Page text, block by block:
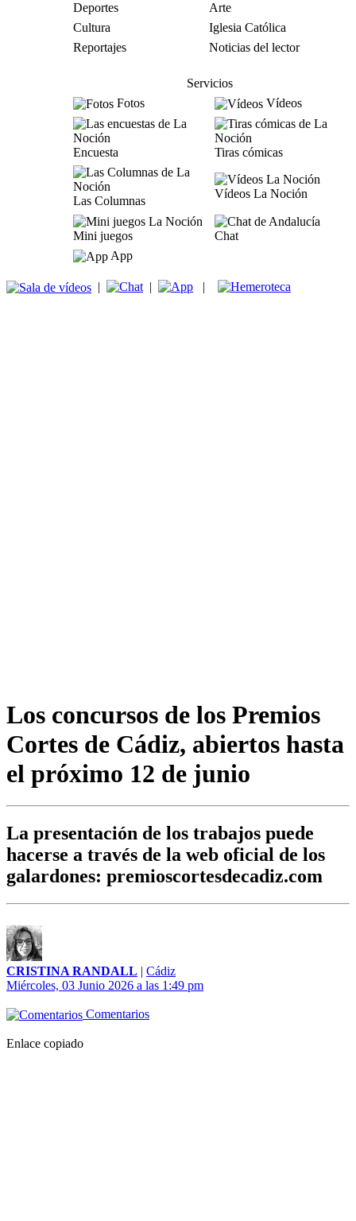
Deportes
Arte
Cultura
Iglesia Católica
Reportajes
Noticias del lector
Servicios
Fotos
Vídeos
Encuesta Tiras cómicas
Las Columnas
Vídeos La Noción
Mini juegos
Chat
App
| | |
Los concursos de los Premios
Cortes de Cádiz, abiertos hasta
el próximo 12 de junio
La presentación de los trabajos puede
hacerse a través de la web oficial de los
galardones: premioscortesdecadiz.com
CRISTINA RANDALL | Cádiz
Miércoles, 03 Junio 2026 a las 1:49 pm
Comentarios
Enlace copiado